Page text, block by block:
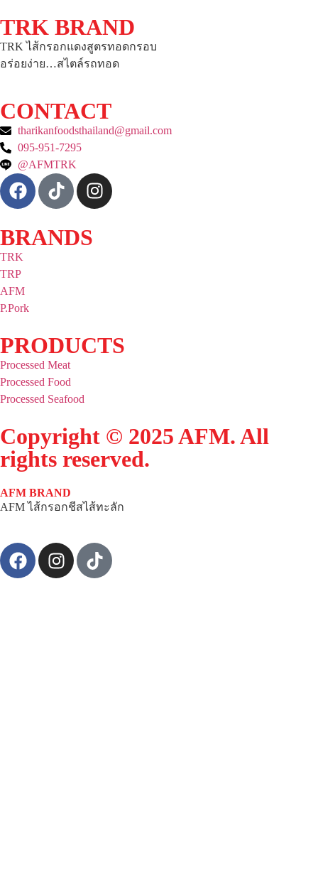
TRK BRAND
TRK ไส้กรอกแดงสูตรทอดกรอบ
อร่อยง่าย…สไตล์รถทอด
CONTACT
tharikanfoodsthailand@gmail.com
095-951-7295
@AFMTRK
BRANDS
TRK
TRP
AFM
P.Pork
PRODUCTS
Processed Meat
Processed Food
Processed Seafood
Copyright © 2025 AFM. All
rights reserved.
AFM BRAND
AFM ไส้กรอกชีสไส้ทะลัก